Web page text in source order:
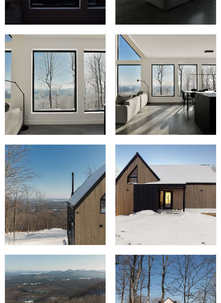
offrent chacune une sensation unique, garantissant que
chaque visiteur trouve un espace qui lui ressemble. Le
joue astucieusement avec la lumière naturelle, créant un
espace accueillant dès le seuil franchi.